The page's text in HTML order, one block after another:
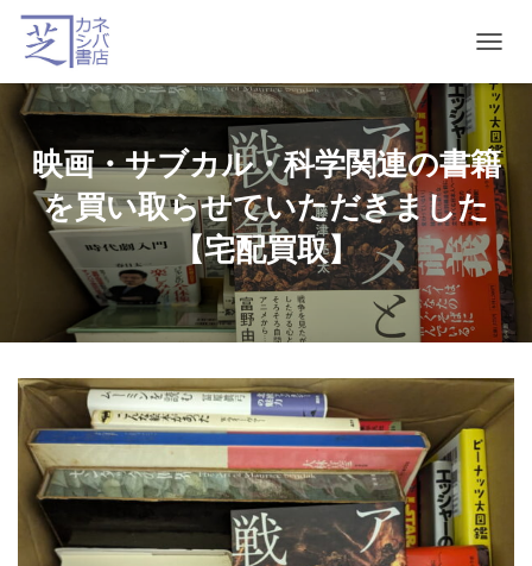
O
G
G
L
E
N
V
I
G
A
T
O
映画・サブカル・科学関連の書籍
を買い取らせていただきました
【宅配買取】